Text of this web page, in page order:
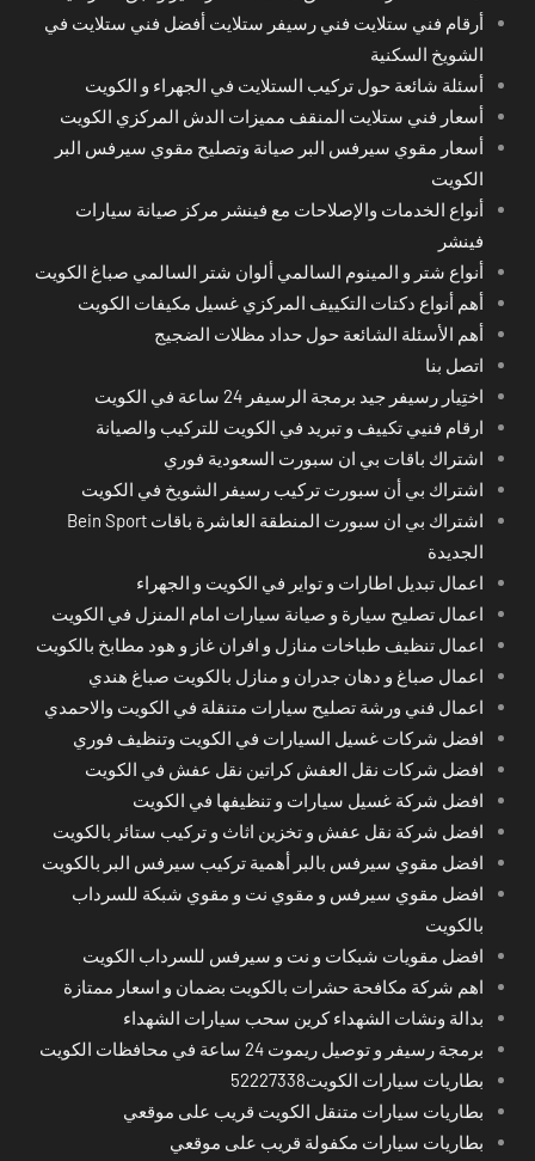
أرقام فني ستلايت فني رسيفر ستلايت أفضل فني ستلايت في
الشويخ السكنية
أسئلة شائعة حول تركيب الستلايت في الجهراء و الكويت
أسعار فني ستلايت المنقف مميزات الدش المركزي الكويت
أسعار مقوي سيرفس البر صيانة وتصليح مقوي سيرفس البر
الكويت
أنواع الخدمات والإصلاحات مع فينشر مركز صيانة سيارات
فينشر
أنواع شتر و المينوم السالمي ألوان شتر السالمي صباغ الكويت
أهم أنواع دكتات التكييف المركزي غسيل مكيفات الكويت
أهم الأسئلة الشائعة حول حداد مظلات الضجيج
اتصل بنا
اختِيار رسيفر جيد برمجة الرسيفر 24 ساعة في الكويت
ارقام فنيي تكييف و تبريد في الكويت للتركيب والصيانة
اشتراك باقات بي ان سبورت السعودية فوري
اشتراك بي أن سبورت تركيب رسيفر الشويخ في الكويت
اشتراك بي ان سبورت المنطقة العاشرة باقات Bein Sport
الجديدة
اعمال تبديل اطارات و تواير في الكويت و الجهراء
اعمال تصليح سيارة و صيانة سيارات امام المنزل في الكويت
اعمال تنظيف طباخات منازل و افران غاز و هود مطابخ بالكويت
اعمال صباغ و دهان جدران و منازل بالكويت صباغ هندي
اعمال فني ورشة تصليح سيارات متنقلة في الكويت والاحمدي
افضل شركات غسيل السيارات في الكويت وتنظيف فوري
افضل شركات نقل العفش كراتين نقل عفش في الكويت
افضل شركة غسيل سيارات و تنظيفها في الكويت
افضل شركة نقل عفش و تخزين اثاث و تركيب ستائر بالكويت
افضل مقوي سيرفس بالبر أهمية تركيب سيرفس البر بالكويت
افضل مقوي سيرفس و مقوي نت و مقوي شبكة للسرداب
بالكويت
افضل مقويات شبكات و نت و سيرفس للسرداب الكويت
اهم شركة مكافحة حشرات بالكويت بضمان و اسعار ممتازة
بدالة ونشات الشهداء كرين سحب سيارات الشهداء
برمجة رسيفر و توصيل ريموت 24 ساعة في محافظات الكويت
بطاريات سيارات الكويت52227338
بطاريات سيارات متنقل الكويت قريب على موقعي
بطاريات سيارات مكفولة قريب على موقعي